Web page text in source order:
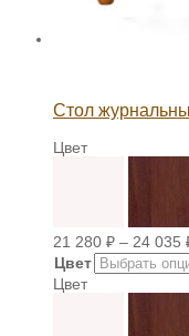
Стол
Цвет
21 280 ₽ – 24 035
Цвет
Цвет